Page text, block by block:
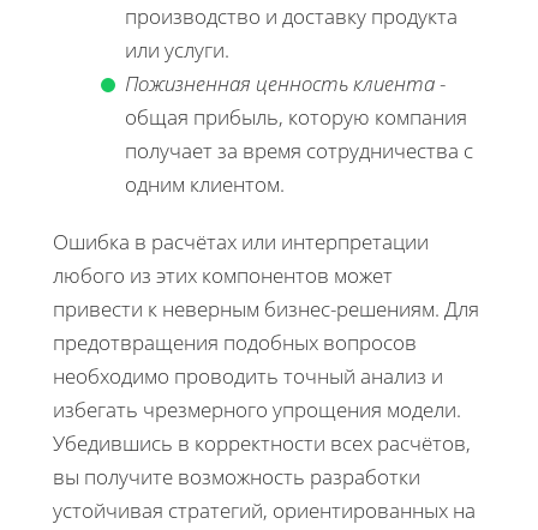
производство и доставку продукта
или услуги.
Пожизненная ценность клиента-
общая прибыль, которую компания
получает за время сотрудничества с
одним клиентом.
Ошибка в расчётах или интерпретации
любого из этих компонентов может
привести к неверным бизнес-решениям. Для
предотвращения подобных вопросов
необходимо проводить точный анализ и
избегать чрезмерного упрощения модели.
Убедившись в корректности всех расчётов,
вы получите возможность разработки
устойчивая стратегий, ориентированных на